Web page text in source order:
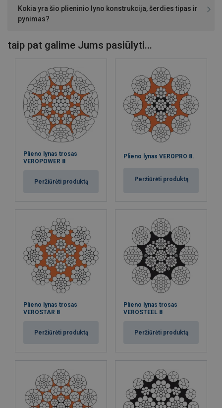
Kokia yra šio plieninio lyno konstrukcija, šerdies tipas ir
pynimas?
taip pat galime Jums pasiūlyti...
Plieno lynas trosas
VEROPOWER 8
Peržiūrėti produktą
Plieno lynas VEROPRO 8.
Peržiūrėti produktą
Plieno lynas trosas
VEROSTAR 8
Peržiūrėti produktą
Plieno lynas trosas
VEROSTEEL 8
Peržiūrėti produktą